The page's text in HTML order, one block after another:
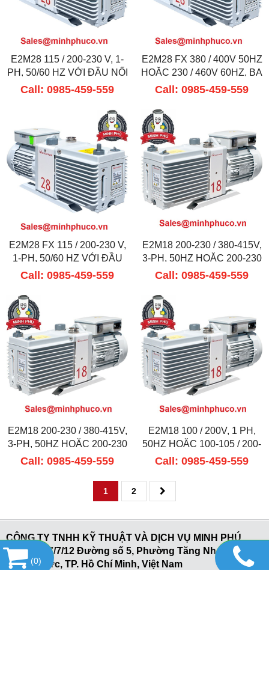
E2M28 115 / 200-230 V, 1-
PH, 50/60 HZ VỚI ĐẦU NỐI
IEC60320 ĐƯỢC TRANG
Call: 0985-459-559
E2M28 FX 380 / 400V 50HZ
HOẶC 230 / 460V 60HZ, BA
PHA
Call: 0985-459-559
E2M28 FX 115 / 200-230 V,
1-PH, 50/60 HZ VỚI ĐẦU
NỐI IEC60320 ĐƯỢC
Call: 0985-459-559
E2M18 200-230 / 380-415V,
3-PH, 50HZ HOẶC 200-230
/ 460V, 3-PH, 60HZ
Call: 0985-459-559
E2M18 200-230 / 380-415V,
3-PH, 50HZ HOẶC 200-230
/ 460V, 3-PH, 60HZ
Call: 0985-459-559
E2M18 100 / 200V, 1 PH,
50HZ HOẶC 100-105 / 200-
210V, 1 PH, 60HZ
Call: 0985-459-559
1 2
CÔNG TY TNHH KỸ THUẬT VÀ DỊCH VỤ MINH PHÚ
Địa chỉ: 17/7/12 Đường số 5, Phường Tăng Nhơn Phú B,
TP.Thủ Đức, TP. Hồ Chí Minh, Việt Nam
(0)